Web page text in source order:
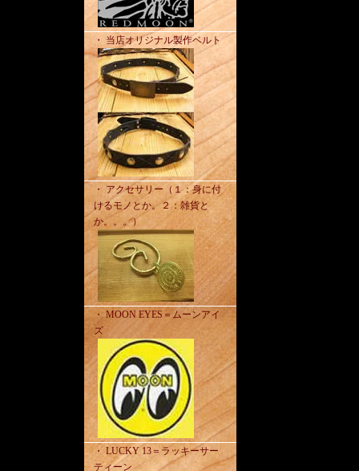
・ 当店オリジナル製作ベルト
・ アクセサリー（１：身に付
けるモノとか。２：雑貨と
か。。。）
・ MOON EYES＝ムーンアイ
ズ
・ LUCKY 13＝ラッキーサー
ティーン